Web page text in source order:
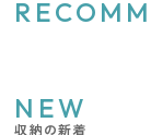
NEW
収納の新着